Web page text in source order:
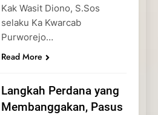
Kak Wasit Diono, S.Sos
selaku Ka Kwarcab
Purworejo…
Read More
Langkah Perdana yang
Membanggakan, Pasus